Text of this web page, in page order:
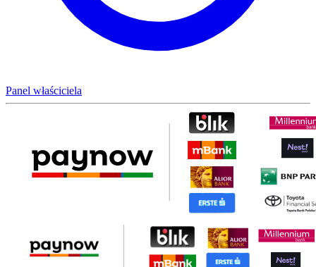
Panel właściciela